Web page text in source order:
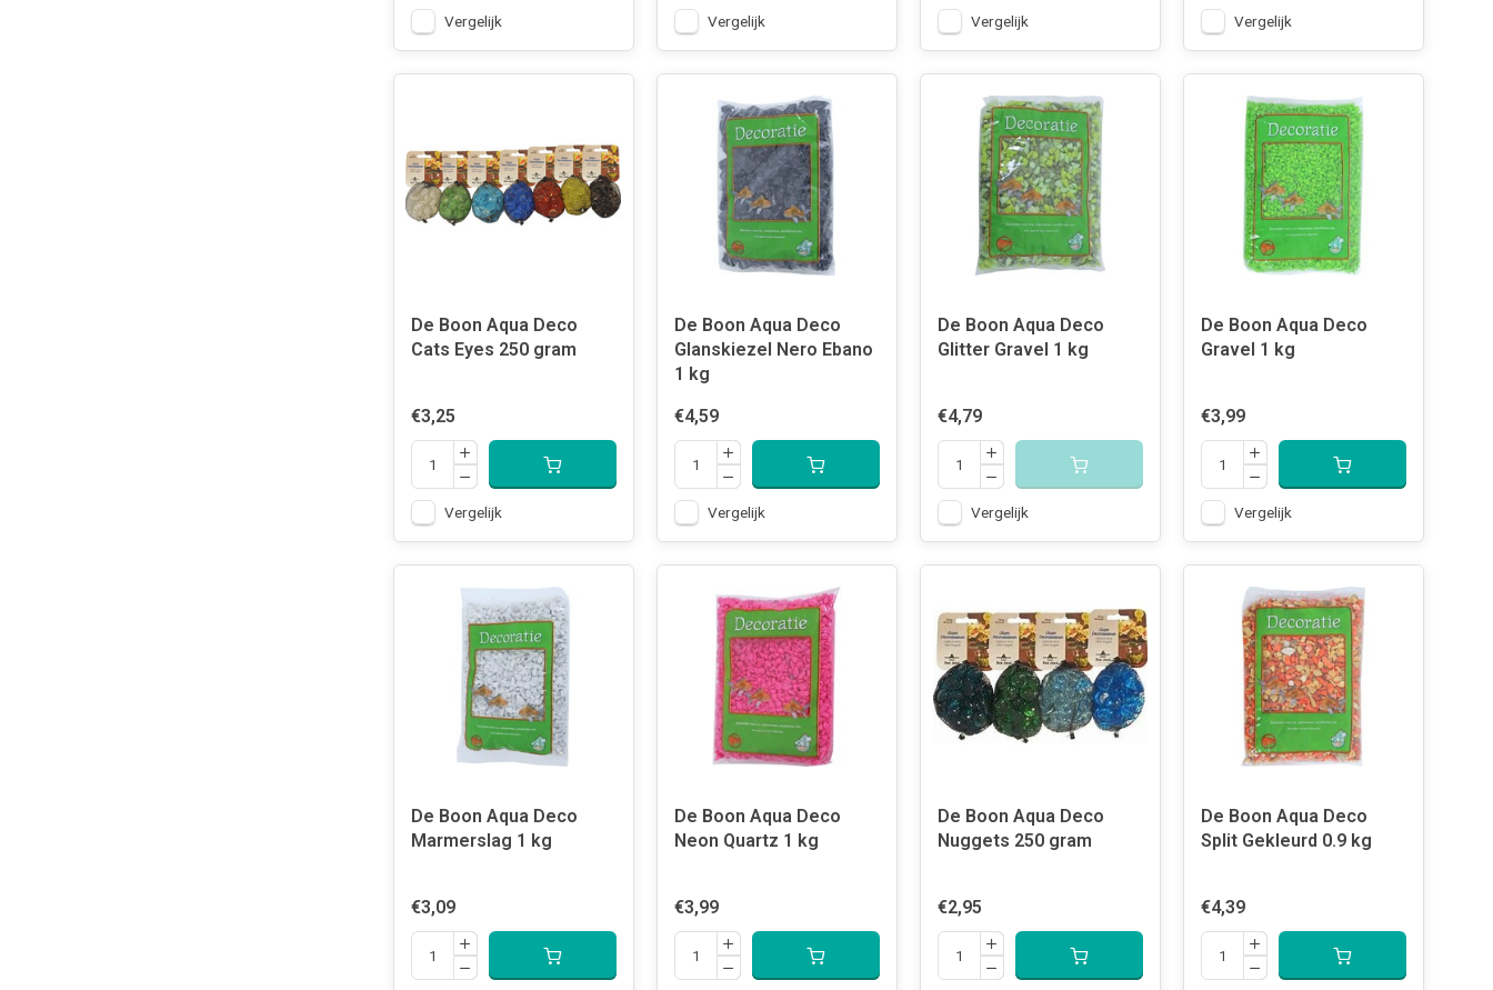
Vergelijk Vergelijk Vergelijk Vergelijk
De Boon Aqua Deco
Cats Eyes 250 gram
€3,25
Vergelijk
De Boon Aqua Deco
Glanskiezel Nero Ebano
1 kg
€4,59
Vergelijk
De Boon Aqua Deco
Glitter Gravel 1 kg
€4,79
Vergelijk
De Boon Aqua Deco
Gravel 1 kg
€3,99
Vergelijk
De Boon Aqua Deco
Marmerslag 1 kg
€3,09
De Boon Aqua Deco
Neon Quartz 1 kg
€3,99
De Boon Aqua Deco
Nuggets 250 gram
€2,95
De Boon Aqua Deco
Split Gekleurd 0.9 kg
€4,39